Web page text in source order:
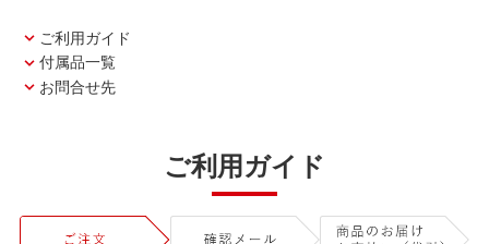
ご利用ガイド
付属品一覧
お問合せ先
ご利用ガイド